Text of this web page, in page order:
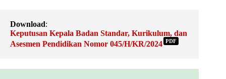
Download:
Keputusan Kepala Badan Standar, Kurikulum, dan
Asesmen Pendidikan Nomor 045/H/KR/2024 PDF